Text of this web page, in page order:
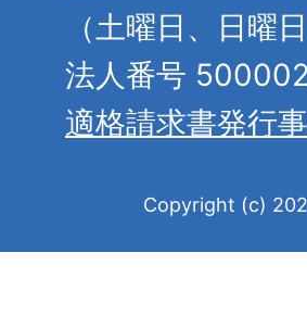
（土曜日、日曜
法人番号
適格請求書発行
Copyright (c)